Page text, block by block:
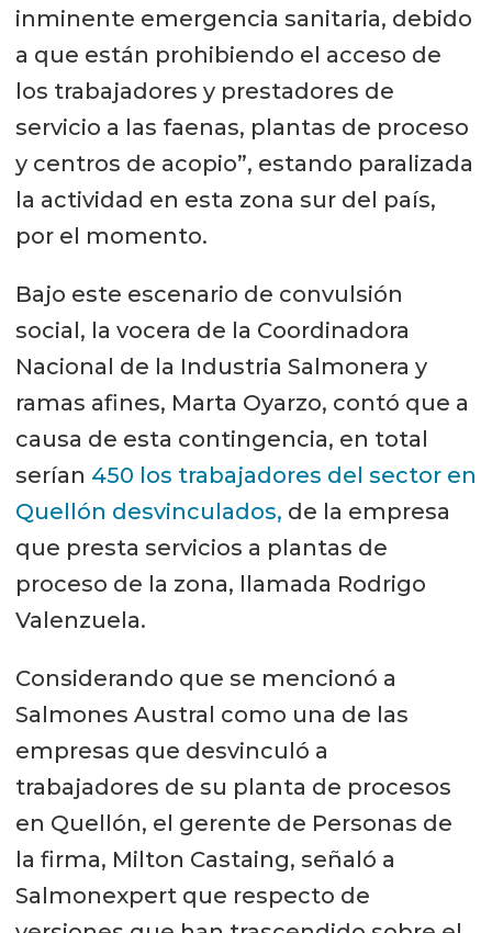
inminente emergencia sanitaria, debido
a que están prohibiendo el acceso de
los trabajadores y prestadores de
servicio a las faenas, plantas de proceso
y centros de acopio”, estando paralizada
la actividad en esta zona sur del país,
por el momento.
Bajo este escenario de convulsión
social, la vocera de la Coordinadora
Nacional de la Industria Salmonera y
ramas afines, Marta Oyarzo, contó que a
causa de esta contingencia, en total
serían 450 los trabajadores del sector en
Quellón desvinculados, de la empresa
que presta servicios a plantas de
proceso de la zona, llamada Rodrigo
Valenzuela.
Considerando que se mencionó a
Salmones Austral como una de las
empresas que desvinculó a
trabajadores de su planta de procesos
en Quellón, el gerente de Personas de
la firma, Milton Castaing, señaló a
Salmonexpert que respecto de